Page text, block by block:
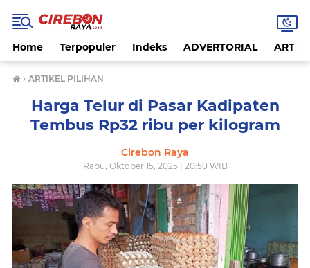
Home Terpopuler Indeks ADVERTORIAL
› ARTIKEL PILIHAN
Harga Telur di Pasar Kadipaten
Tembus Rp32 ribu per kilogram
Cirebon Raya
Rabu, Oktober 15, 2025 | 20:50 WIB